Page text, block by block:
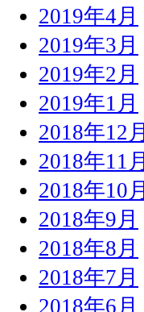
2019年4月
2019年3月
2019年2月
2019年1月
2018年12月
2018年11月
2018年10月
2018年9月
2018年8月
2018年7月
2018年6月